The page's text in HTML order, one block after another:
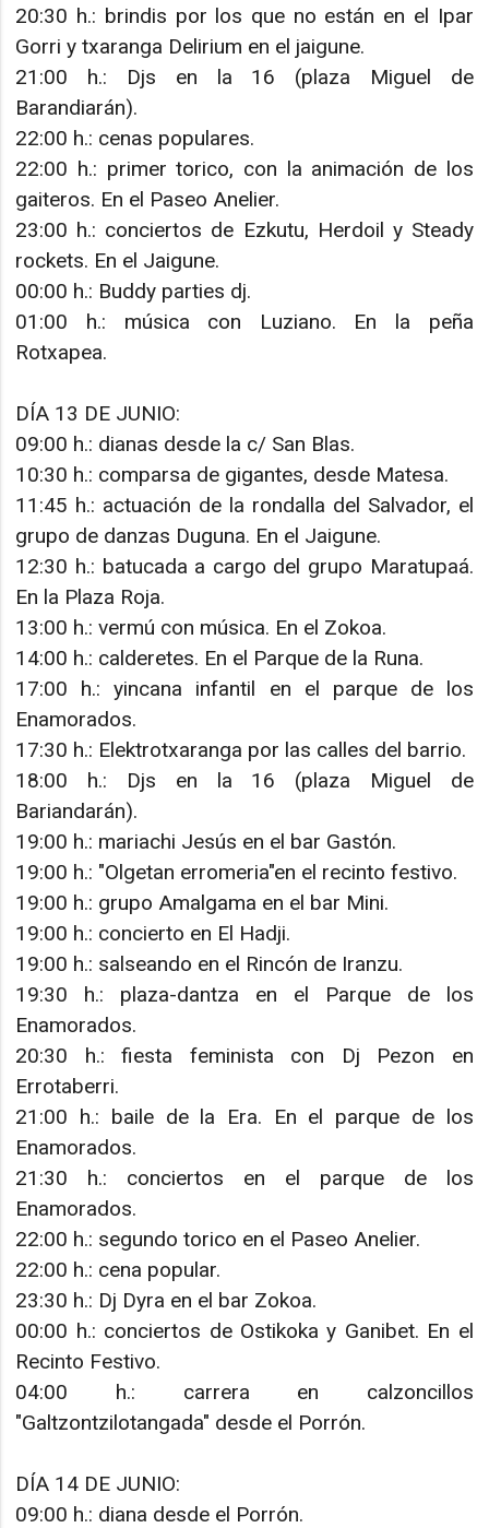
20:30 h.: brindis por los que no están en el Ipar
Gorri y txaranga Delirium en el jaigune.
21:00 h.: Djs en la 16 (plaza Miguel de
Barandiarán).
22:00 h.: cenas populares.
22:00 h.: primer torico, con la animación de los
gaiteros. En el Paseo Anelier.
23:00 h.: conciertos de Ezkutu, Herdoil y Steady
rockets. En el Jaigune.
00:00 h.: Buddy parties dj.
01:00 h.: música con Luziano. En la peña
Rotxapea.
DÍA 13 DE JUNIO:
09:00 h.: dianas desde la c/ San Blas.
10:30 h.: comparsa de gigantes, desde Matesa.
11:45 h.: actuación de la rondalla del Salvador, el
grupo de danzas Duguna. En el Jaigune.
12:30 h.: batucada a cargo del grupo Maratupaá.
En la Plaza Roja.
13:00 h.: vermú con música. En el Zokoa.
14:00 h.: calderetes. En el Parque de la Runa.
17:00 h.: yincana infantil en el parque de los
Enamorados.
17:30 h.: Elektrotxaranga por las calles del barrio.
18:00 h.: Djs en la 16 (plaza Miguel de
Bariandarán).
19:00 h.: mariachi Jesús en el bar Gastón.
19:00 h.: "Olgetan erromeria"en el recinto festivo.
19:00 h.: grupo Amalgama en el bar Mini.
19:00 h.: concierto en El Hadji.
19:00 h.: salseando en el Rincón de Iranzu.
19:30 h.: plaza-dantza en el Parque de los
Enamorados.
20:30 h.: fiesta feminista con Dj Pezon en
Errotaberri.
21:00 h.: baile de la Era. En el parque de los
Enamorados.
21:30 h.: conciertos en el parque de los
Enamorados.
22:00 h.: segundo torico en el Paseo Anelier.
22:00 h.: cena popular.
23:30 h.: Dj Dyra en el bar Zokoa.
00:00 h.: conciertos de Ostikoka y Ganibet. En el
Recinto Festivo.
04:00 h.: carrera en calzoncillos
"Galtzontzilotangada" desde el Porrón.
DÍA 14 DE JUNIO:
09:00 h.: diana desde el Porrón.